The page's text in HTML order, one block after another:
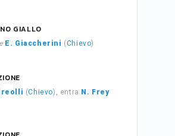
GIALLO
E. Giaccherini (Chievo)
(Chievo), entra N. Frey